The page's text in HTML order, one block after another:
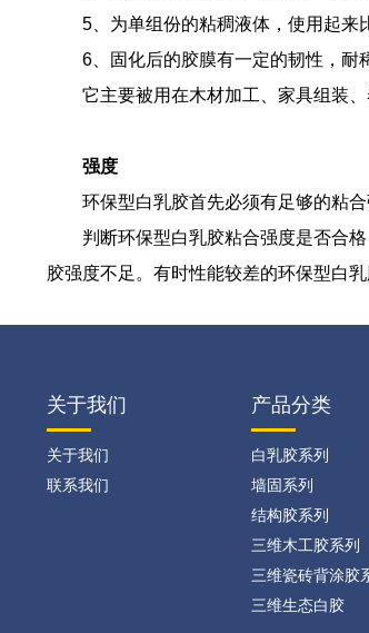
5、为单组份的粘稠液体，使用起来比
6、固化后的胶膜有一定的韧性，耐稀
它主要被用在木材加工、家具组装、
强度
环保型白乳胶首先必须有足够的粘合
判断环保型白乳胶粘合强度是否合格
胶强度不足。有时性能较差的环保型白
关于我们
关于我们
联系我们
产品分类
白乳胶系列
墙固系列
结构胶系列
三维木工胶系列
三维瓷砖背涂胶
三维生态白胶